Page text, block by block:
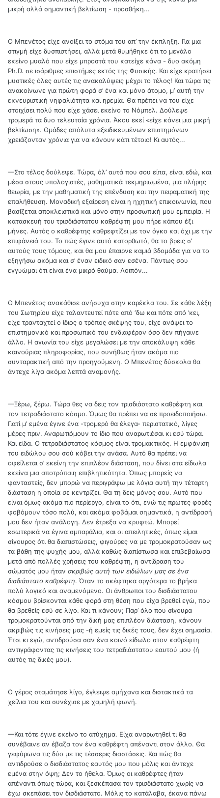
μικρή αλλά σημαντική βελτίωση - προσθήκη...
Ο Μπενέτος είχε ανοίξει το στόμα του απ’ την έκπληξη. Για μια
στιγμή είχε δυσπιστήσει, αλλά μετά θυμήθηκε ότι το μεγάλο
εκείνο μυαλό που είχε μπροστά του κατείχε κάνα - δυο ακόμη
Ph.D. σε ισάριθμες επιστήμες εκτός της Φυσικής. Και είχε κρατήσει
μυστικές όλες αυτές τις ανακαλύψεις μέχρι το τέλος! Και τώρα τις
ανακοίνωνε για πρώτη φορά σ’ ένα και μόνο άτομο, μ’ αυτή την
εκνευριστική νηφαλιότητα και ηρεμία. Θα πρέπει να του είχε
στοιχίσει πολύ που είχε χάσει εκείνο το Νόμπελ. Δούλεψε
τρομερά τα δυο τελευταία χρόνια. Άκου εκεί «είχε κάνει μια μικρή
βελτίωση». Ομάδες απόλυτα εξειδικευμένων επιστημόνων
χρειάζονταν χρόνια για να κάνουν κάτι τέτοιο! Κι αυτός...
—Στο τέλος δούλεψε. Τώρα, όλ’ αυτά που σου είπα, είναι εδώ, και
μέσα στους υπολογιστές, μαθηματικά τεκμηριωμένα, μια πλήρης
θεωρία, με την μαθηματική της επένδυση και την πειραματική της
επαλήθευση. Μοναδική εξαίρεση είναι η ηχητική επικοινωνία, που
βασίζεται αποκλειστικά και μόνο στην προσωπική μου εμπειρία. Η
κατασκευή του τρισδιάστατου καθρέφτη μου πήρε κάπου έξι
μήνες. Αυτός ο καθρέφτης καθρεφτίζει με τον όγκο και όχι με την
επιφάνειά του. Το πώς έγινε αυτό κατορθωτό, θα το βρεις σ’
αυτούς τους τόμους, και θα μου έπαιρνε καμιά βδομάδα για να το
εξηγήσω ακόμα και σ’ έναν ειδικό σαν εσένα. Πάντως σου
εγγυώμαι ότι είναι ένα μικρό θαύμα. Λοιπόν...
Ο Μπενέτος ανακάθισε ανήσυχα στην καρέκλα του. Σε κάθε λέξη
του Σωτηρίου είχε ταλαντευτεί πότε από ‘δω και πότε από ’κει,
είχε τρανταχτεί ο ίδιος ο τρόπος σκέψης του, είχε ανάψει το
επιστημονικό και προσωπικό του ενδιαφέρον όσο δεν πήγαινε
άλλο. Η αγωνία του είχε μεγαλώσει με την αποκάλυψη κάθε
καινούριας πληροφορίας, που συνήθως ήταν ακόμα πιο
συνταρακτική από την προηγούμενη. Ο Μπενέτος δύσκολα θα
άντεχε λίγα ακόμα λεπτά αναμονής.
—Ξέρω, ξέρω. Τώρα θες να δεις τον τρισδιάστατο καθρέφτη και
τον τετραδιάστατο κόσμο. Όμως θα πρέπει να σε προειδοποιήσω.
Γιατί μ’ εμένα έγινε ένα -τρομερό θα έλεγα- περιστατικό, λίγες
μέρες πριν. Αναρωτιόμουν το ίδιο που αναρωτιέσαι κι εσύ τώρα.
Και είδα. Ο τετραδιάστατος κόσμος είναι τρομακτικός. Η εμφάνιση
του ειδώλου σου σού κόβει την ανάσα. Αυτό θα πρέπει να
οφείλεται σ’ εκείνη την επιπλέον διάσταση, που δίνει στα είδωλα
εκείνα μια αποτρόπαιη επιβλητικότητα. Όπως μπορείς να
φανταστείς, δεν μπορώ να περιγράψω με λόγια αυτή την τέταρτη
διάσταση η οποία σε κεντρίζει. Θα τη δεις μόνος σου. Αυτό που
είναι όμως ακόμα πιο περίεργο, είναι το ότι, ενώ τις πρώτες φορές
φοβόμουν τόσο πολύ, και ακόμα φοβάμαι σημαντικά, η αντίδρασή
μου δεν ήταν ανάλογη. Δεν έτρεξα να κρυφτώ. Μπορεί
εσωτερικά να έγινα σμπαράλια, και οι απειλητικές, όπως είμαι
σίγουρος ότι θα διαπιστώσεις, φιγούρες να με τρομοκρατούσαν ως
τα βάθη της ψυχής μου, αλλά καθώς διαπίστωσα και επιβεβαίωσα
μετά από πολλές χρήσεις του καθρέφτη, η αντίδραση του
σώματός μου ήταν ακριβώς αυτή των ειδώλων μας σε ένα
δισδιάστατο καθρέφτη. Όταν το σκέφτηκα αργότερα το βρήκα
πολύ λογικό και αναμενόμενο. Οι άνθρωποι του δισδιάστατου
κόσμου βρίσκονται κάθε φορά στη θέση που είχα βρεθεί εγώ, που
θα βρεθείς εσύ σε λίγο. Και τι κάνουν; Παρ’ όλο που σίγουρα
τρομοκρατούνται από την δική μας επιπλέον διάσταση, κάνουν
ακριβώς τις κινήσεις μας -ή εμείς τις δικές τους, δεν έχει σημασία.
Έτσι κι εγώ, αντιδρούσα σαν ένα κοινό είδωλο στον καθρέφτη
αντιγράφοντας τις κινήσεις του τετραδιάστατου εαυτού μου (ή
αυτός τις δικές μου).
Ο γέρος σταμάτησε λίγο, έγλειψε αμήχανα και διστακτικά τα
χείλια του και συνέχισε με χαμηλή φωνή.
—Και τότε έγινε εκείνο το ατύχημα. Είχα αναρωτηθεί τι θα
συνέβαινε αν έβαζα τον ένα καθρέφτη απέναντι στον άλλο. Θα
γεφύρωνα τις δύο με τις τέσσερις διαστάσεις. Και πώς θα
αντιδρούσε ο δισδιάστατος εαυτός μου που μόλις και άντεχε
εμένα στην όψη; Δεν το ήθελα. Όμως οι καθρέφτες ήταν
απέναντι όπως τώρα, και ξεσκέπασα τον τρισδιάστατο χωρίς να
έχω σκεπάσει τον δισδιάστατο. Μόλις το κατάλαβα, έκανα πάνω